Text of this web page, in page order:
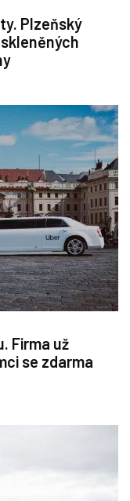
Plzeňský
Firma už
se zdarma